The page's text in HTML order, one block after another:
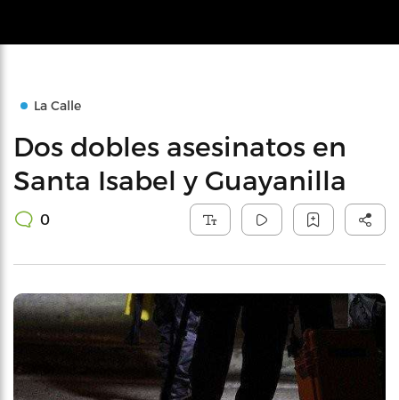
La Calle
Dos dobles asesinatos en
Santa Isabel y Guayanilla
0